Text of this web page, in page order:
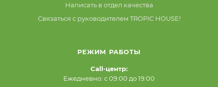
Написать в отдел качества
Связаться с руководителем TROPIC HOUSE!
РЕЖИМ РАБОТЫ
Call-центр:
Ежедневно: с 09:00 до 19:00